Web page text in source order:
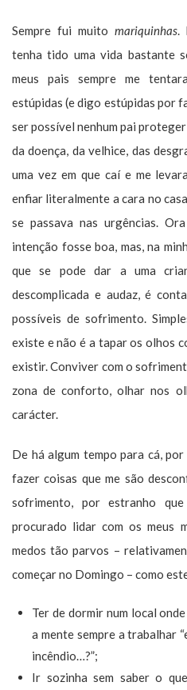
Sempre fui muito mariquinhas.
tenha tido uma vida bastante
meus pais sempre me
estúpidas (e digo estúpidas por
ser possível nenhum pai
da doença, da velhice, das
uma vez em que caí e me
enfiar literalmente a cara no
se passava nas urgências.
intenção fosse boa, mas, na
que se pode dar a uma
descomplicada e audaz, é
possíveis de sofrimento.
existe e não é a tapar os olhos
existir. Conviver com o
zona de conforto, olhar nos
carácter.
De há algum tempo para cá,
fazer coisas que me são
sofrimento, por estranho
procurado lidar com os meus
medos tão parvos –
começar no Domingo – como
Ter de dormir num local
a mente sempre a trabalhar
incêndio…?”;
Ir sozinha sem saber o